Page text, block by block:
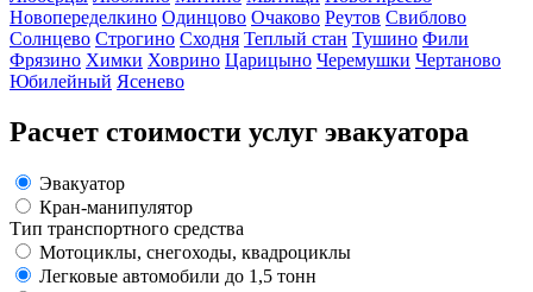
Новопеределкино Одинцово Очаково Реутов Свиблово
Солнцево Строгино Сходня Теплый стан Тушино Фили
Фрязино Химки Ховрино Царицыно Черемушки Чертаново
Юбилейный Ясенево
Расчет стоимости услуг эвакуатора
Эвакуатор
Кран-манипулятор
Тип транспортного средства
Мотоциклы, снегоходы, квадроциклы
Легковые автомобили до 1,5 тонн